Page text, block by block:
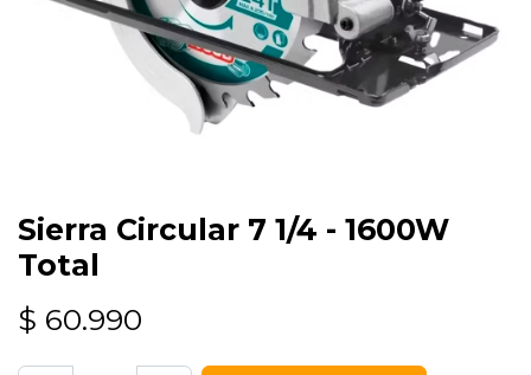
Sierra Circular 7 1/4 - 1600W
Total
$ 60.990